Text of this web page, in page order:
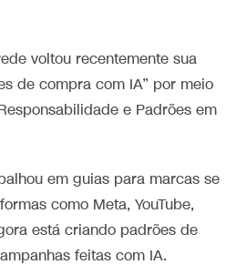
voltou recentemente sua
de compra com IA” por meio
e Padrões em
em guias para marcas se
como Meta, YouTube,
está criando padrões de
feitas com IA.